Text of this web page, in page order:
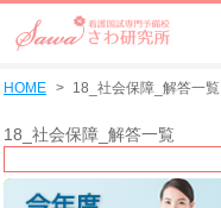
HOME 18_社会保障_解答一覧
18_社会保障_解答一覧